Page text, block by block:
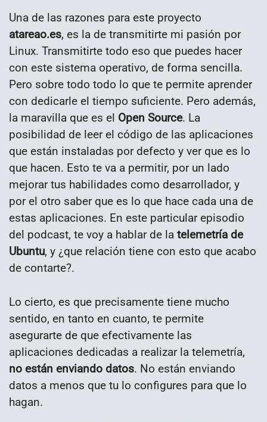
Una de las razones para este proyecto
atareao.es, es la de transmitirte mi pasión por
Linux. Transmitirte todo eso que puedes hacer
con este sistema operativo, de forma sencilla.
Pero sobre todo todo lo que te permite aprender
con dedicarle el tiempo suficiente. Pero además,
la maravilla que es el Open Source. La
posibilidad de leer el código de las aplicaciones
que están instaladas por defecto y ver que es lo
que hacen. Esto te va a permitir, por un lado
mejorar tus habilidades como desarrollador, y
por el otro saber que es lo que hace cada una de
estas aplicaciones. En este particular episodio
del podcast, te voy a hablar de la telemetría de
Ubuntu, y ¿que relación tiene con esto que acabo
de contarte?.
Lo cierto, es que precisamente tiene mucho
sentido, en tanto en cuanto, te permite
asegurarte de que efectivamente las
aplicaciones dedicadas a realizar la telemetría,
no están enviando datos. No están enviando
datos a menos que tu lo configures para que lo
hagan.